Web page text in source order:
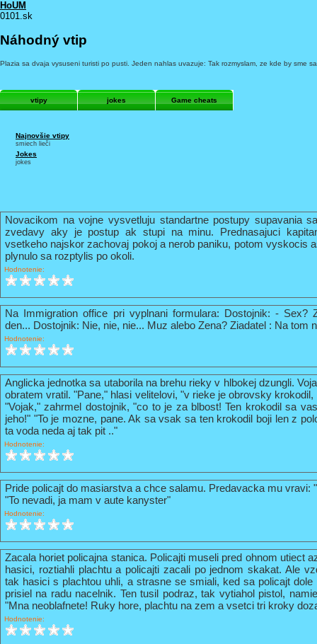
HoUM
0101.sk
Náhodný vtip
Plazia sa dvaja vysuseni turisti po pusti. Jeden nahlas uvazuje: Tak rozmyslam, ze kde by sme
vtipy jokes Game cheats
Najnovšie vtipy
smiech lieči
Jokes
jokes
Novacikom na vojne vysvetluju standartne postupy supavania
zvedavy aky je postup ak stupi na minu. Prednasajuci
vsetkeho najskor zachovaj pokoj a nerob paniku, potom vyskocis
plynulo sa rozptylis po okoli.
Hodnotenie:
Na Immigration office pri vyplnani formulara: Dostojnik: - Sex?
den... Dostojnik: Nie, nie, nie... Muz alebo Zena? Ziadatel : Na tom
Hodnotenie:
Anglicka jednotka sa utaborila na brehu rieky v hlbokej dzungli.
obratem vratil. "Pane," hlasi velitelovi, "v rieke je obrovsky
"Vojak," zahrmel dostojnik, "co to je za blbost! Ten krokodil sa
jeho!" "To je mozne, pane. Ak sa vsak sa ten krokodil boji len z
ta voda neda aj tak pit .."
Hodnotenie:
Pride policajt do masiarstva a chce salamu. Predavacka mu vravi:
"To nevadi, ja mam v aute kanyster"
Hodnotenie:
Zacala horiet policajna stanica. Policajti museli pred ohnom utiect
hasici, roztiahli plachtu a policajti zacali po jednom skakat. Ale
tak hasici s plachtou uhli, a strasne se smiali, ked sa policajt
prisiel na radu nacelnik. Ten tusil podraz, tak vytiahol pistol,
"Mna neoblafnete! Ruky hore, plachtu na zem a vsetci tri kroky
Hodnotenie: